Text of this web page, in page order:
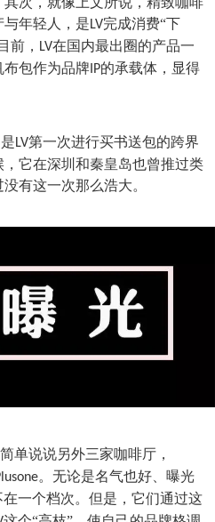
年轻人，是LV完成消费“下
前， LV在国内最出圈的产品一
布包作为品牌 IP的承载体，显得
LV第一次进行买书送包的跨界
它在深圳和秦皇岛也曾推过类
有这一次那么浩大。
简单说说另外三家咖啡厅，
。无论是名气也好、曝光
在一个档次。但是，它们通过这